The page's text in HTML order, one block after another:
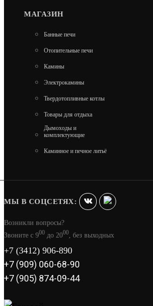
ТАЛЬКОХЛОРИТ
326 500
МАГАЗИН
Банные печи
Отопительные печи
Камины
Электрокамины
Твердотопливные котлы
Товары для отдыха
Дымоходы и
комплектующие
Каминное и печное литьё
МЫ В СОЦСЕТЯХ:
Возникли вопросы?
Звоните с 900 до 2000 , без выходных
+7 (3412) 906-890
+7 (909) 060-68-90
+7 (905) 874-09-44